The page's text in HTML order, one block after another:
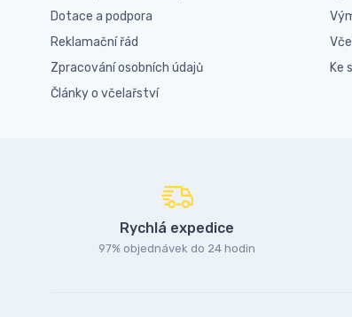
Dotace a podpora
Reklamační řád
Zpracování osobních údajů
Články o včelařství
Ke
Rychlá expedice
97% objednávek do 24 hodin